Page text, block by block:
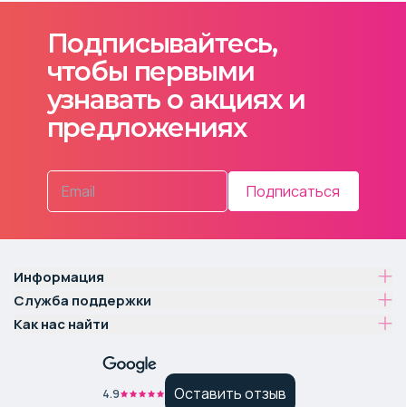
Подписывайтесь,
чтобы первыми
узнавать о акциях и
предложениях
Подписаться
Информация
Служба поддержки
Как нас найти
4.9 Оставить отзыв